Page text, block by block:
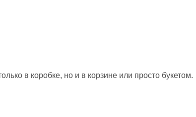
в коробке, но и в корзине или просто букетом.